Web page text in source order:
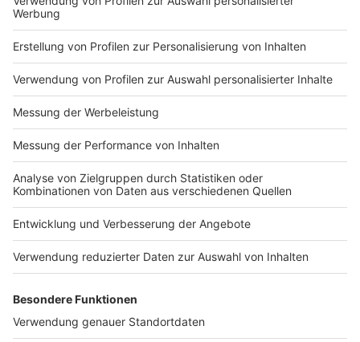
und Preisträgern auf. Auch die Gewinnerinnen und
Gewinner der Verlosungsaktion werden in Kürze
benachrichtigt. „In ein paar Wochen planen wir eine
kleine ‚Corona-konforme‘ Preisübergabe“, so die
Organisatoren der Stadtverwaltung.
Anzeige
ANTENNE MÜNSTER-Morgenmoderatoren Anja
Brukner und Christoph Hausdorf haben zum Start des
Stadtradelns mit Malte Konrad vom Fahrradbüro der
noch mal zum Nachhören:
Anzeige